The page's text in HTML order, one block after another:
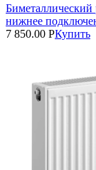
нижнее
7 850.00 РКупить